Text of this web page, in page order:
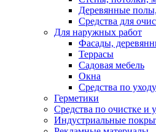
Деревянные
Средства для
Для наружных работ
Фасады,
Террасы
Садовая мебель
Окна
Средства по
Герметики
Средства по очистке и
Индустриальные